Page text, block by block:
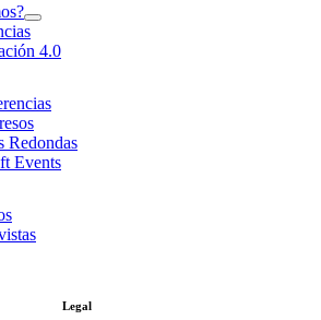
4.0
Redondas
Events
Legal